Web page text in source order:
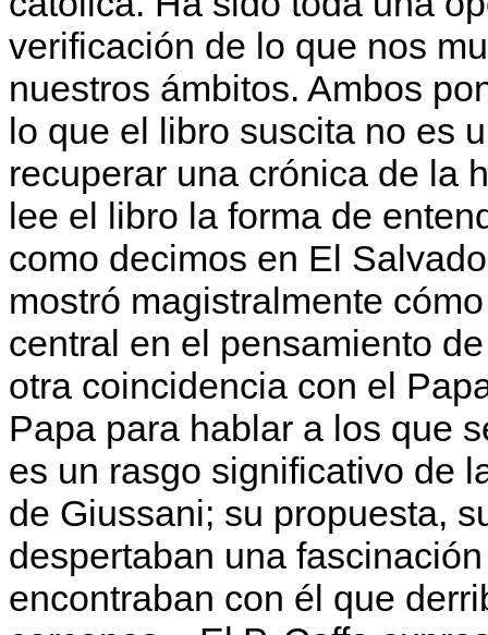
verificación de lo que nos
nuestros ámbitos. Ambos
lo que el libro suscita no es
recuperar una crónica de la
lee el libro la forma de
como decimos en El
mostró magistralmente
central en el pensamiento
otra coincidencia con el
Papa para hablar a los que
es un rasgo significativo de
de Giussani; su propuesta,
despertaban una
encontraban con él que